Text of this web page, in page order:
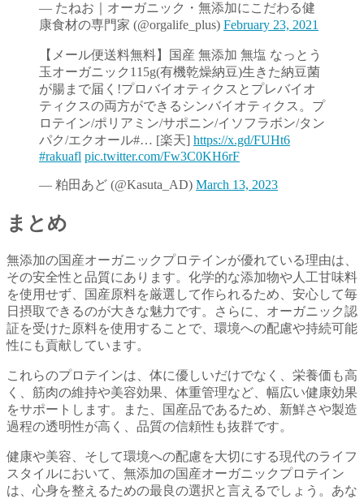
— たねお｜オーガニック・無添加にこだわる健
康食材の専門家 (@orgalife_plus) February 23, 2021
【メール便送料無料】国産 無添加 無塩 なっとう
玉オーガニック115g(有機乾燥納豆)生きた納豆菌
が腸まで届く!プロバイオティクスとプレバイオ
ティクスの両方ができるシンバイオティクス。プ
ロテイン/ポリアミン/サポニン/イソフラボン/タン
パク/エクオール#… [楽天] https://x.gd/FUHt6
#rakuafl pic.twitter.com/Fw3C0KH6rF
— 粕田あど (@Kasuta_AD) March 13, 2023
まとめ
無添加の国産オーガニックプロテインが優れている理由は、
その安全性と品質にあります。化学的な添加物や人工甘味料
を使用せず、国産原料を厳選して作られるため、安心して毎
日摂取できるのが大きな魅力です。さらに、オーガニック認
証を受けた原料を使用することで、環境への配慮や持続可能
性にも貢献しています。
これらのプロテインは、体に優しいだけでなく、栄養価も高
く、筋肉の維持や美容効果、体重管理など、幅広い健康効果
をサポートします。また、国産品であるため、新鮮さや製造
過程の透明性が高く、品質の信頼性も抜群です。
健康や美容、そして環境への配慮を大切にする現代のライフ
スタイルにおいて、無添加の国産オーガニックプロテイン
は、心身を整えるための最良の選択と言えるでしょう。あな